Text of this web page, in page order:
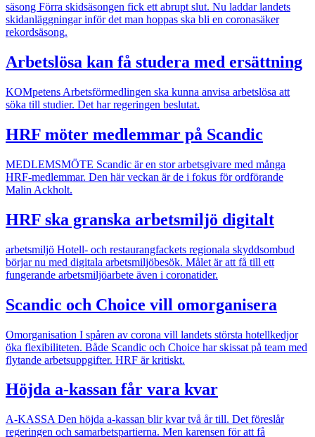
säsong Förra skidsäsongen fick ett abrupt slut. Nu laddar landets
skidanläggningar inför det man hoppas ska bli en coronasäker
rekordsäsong.
Arbetslösa kan få studera med ersättning
KOMpetens Arbetsförmedlingen ska kunna anvisa arbetslösa att
söka till studier. Det har regeringen beslutat.
HRF möter medlemmar på Scandic
MEDLEMSMÖTE Scandic är en stor arbetsgivare med många
HRF-medlemmar. Den här veckan är de i fokus för ordförande
Malin Ackholt.
HRF ska granska arbetsmiljö digitalt
arbetsmiljö Hotell- och restaurangfackets regionala skyddsombud
börjar nu med digitala arbetsmiljöbesök. Målet är att få till ett
fungerande arbetsmiljöarbete även i coronatider.
Scandic och Choice vill omorganisera
Omorganisation I spåren av corona vill landets största hotellkedjor
öka flexibiliteten. Både Scandic och Choice har skissat på team med
flytande arbetsuppgifter. HRF är kritiskt.
Höjda a-kassan får vara kvar
A-KASSA Den höjda a-kassan blir kvar två år till. Det föreslår
regeringen och samarbetspartierna. Men karensen för att få